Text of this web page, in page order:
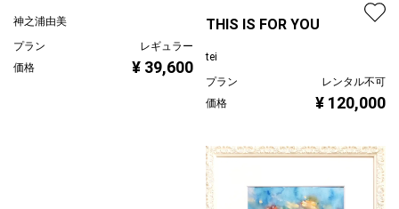
神之浦由美
プラン
レギュラー
価格
¥ 39,600
THIS IS FOR YOU
tei
プラン
レンタル不可
価格
¥ 120,000